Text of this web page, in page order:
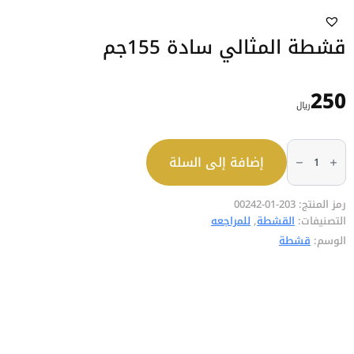
قشطة المثالي سادة 155جم
250﷼
كمية
قشطة
المثالي
155جم
إضافة إلى السلة
رمز المنتج: 203-01-00242
التصنيفات: القشطة,للمراجعه
الوسم: قشطة